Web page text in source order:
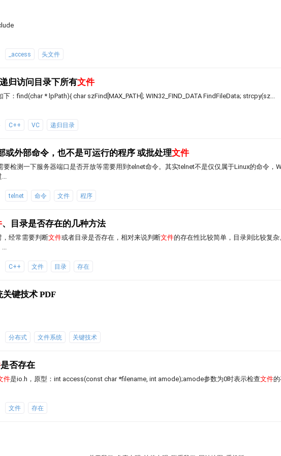
_access 头文件
归访问目录下所有文件
：find(char * lpPath){ char szFind[MAX_PATH]; WIN32_FIND_DATA FindFileData; strcpy(sz...
C++ VC 递归目录
或外部命令，也不是可运行的程序 或批处理文件
要检测一下服务器端口是否开放等需要用到telnet命令。其实telnet不是仅仅属于Linux的命令，
...
telnet 命令 文件 程序
、目录是否存在的几种方法
经常需要判断文件或者目录是否存在，相对来说判断文件的存在性比较简单，目录则比较复
...
C++ 文件 目录 存在
关键技术 PDF
分布式 文件系统 关键技术
是否存在
件是io.h，原型：int access(const char *filename, int amode);amode参数为0时表示检查文件
文件 存在